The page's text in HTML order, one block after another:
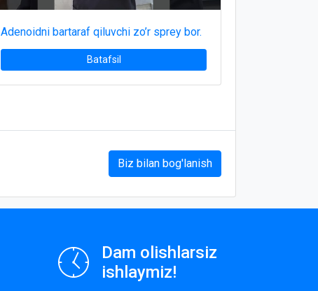
Adenoidni bartaraf qiluvchi zo’r sprey bor.
Batafsil
Biz bilan bog'lanish
Dam olishlarsiz
ishlaymiz!